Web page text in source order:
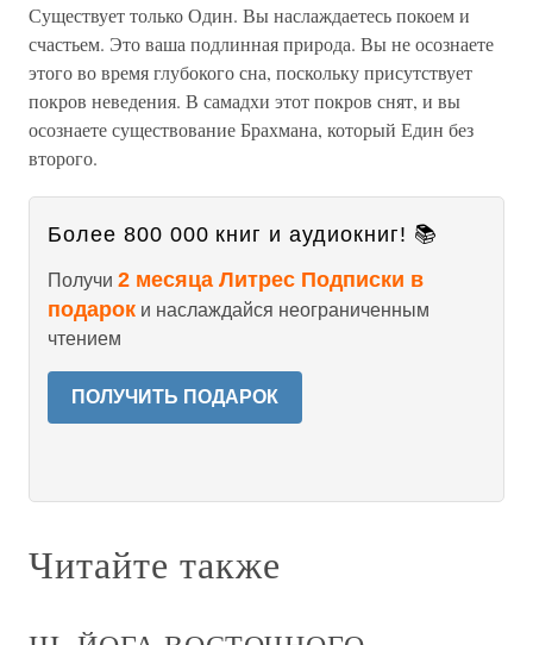
Существует только Один. Вы наслаждаетесь покоем и
счастьем. Это ваша подлинная природа. Вы не осознаете
этого во время глубокого сна, поскольку присутствует
покров неведения. В самадхи этот покров снят, и вы
осознаете существование Брахмана, который Един без
второго.
Более 800 000 книг и аудиокниг! 📚
Получи 2 месяца Литрес Подписки в
подарок и наслаждайся неограниченным
чтением
ПОЛУЧИТЬ ПОДАРОК
Читайте также